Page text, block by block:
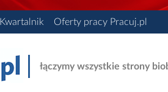
Kwartalnik Oferty pracy Pracuj.pl
łączymy wszystkie strony